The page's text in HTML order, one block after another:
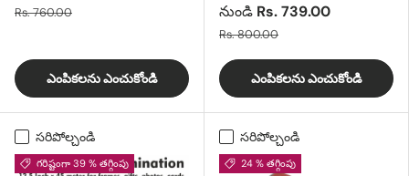
Rs. 760.00
ఎంపికలను ఎంచుకోండి
నుండి Rs. 739.00
Rs. 800.00
ఎంపికలను ఎంచుకోండి
సరిపోల్చండి
గరిష్టంగా 39 % తగ్గింపు
సరిపోల్చండి
24 % తగ్గింపు